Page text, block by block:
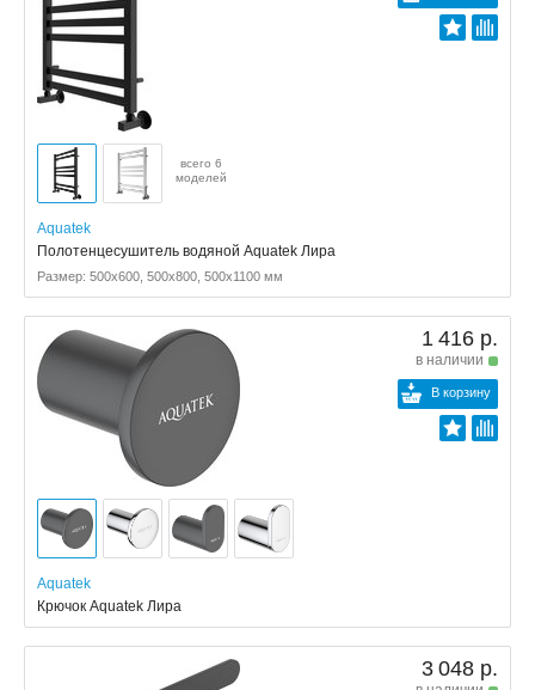
всего 6
моделей
Aquatek
Полотенцесушитель водяной Aquatek Лира
Размер: 500x600, 500x800, 500x1100 мм
1 416 р.
в наличии
В корзину
Aquatek
Крючок Aquatek Лира
3 048 р.